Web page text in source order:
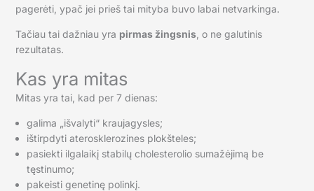
pagerėti, ypač jei prieš tai mityba buvo labai netvarkinga.
Tačiau tai dažniau yra pirmas žingsnis, o ne galutinis
rezultatas.
Kas yra mitas
Mitas yra tai, kad per 7 dienas:
galima „išvalyti“ kraujagysles;
ištirpdyti aterosklerozines plokšteles;
pasiekti ilgalaikį stabilų cholesterolio sumažėjimą be
tęstinumo;
pakeisti genetinę polinkį.